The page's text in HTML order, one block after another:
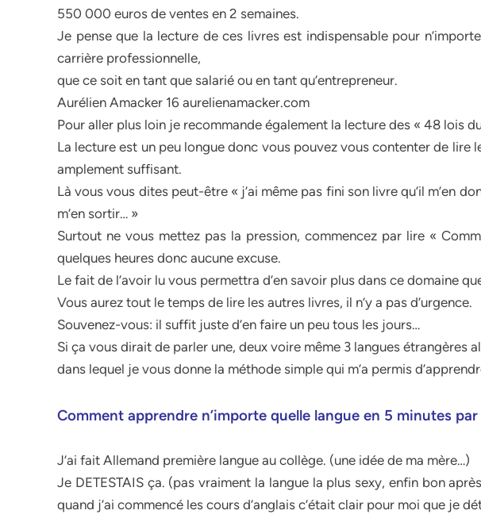
550 000 euros de ventes en 2 semaines.
Je pense que la lecture de ces livres est indispensable pour
carrière professionnelle,
que ce soit en tant que salarié ou en tant qu’entrepreneur.
Aurélien Amacker 16 aurelienamacker.com
Pour aller plus loin je recommande également la lecture des « 48 lois
La lecture est un peu longue donc vous pouvez vous contenter de lire
amplement suffisant.
Là vous vous dites peut-être « j’ai même pas fini son livre qu’il m’en
m’en sortir… »
Surtout ne vous mettez pas la pression, commencez par lire «
quelques heures donc aucune excuse.
Le fait de l’avoir lu vous permettra d’en savoir plus dans ce domaine
Vous aurez tout le temps de lire les autres livres, il n’y a pas d’urgence.
Souvenez-vous: il suffit juste d’en faire un peu tous les jours…
Si ça vous dirait de parler une, deux voire même 3 langues étrangères
dans lequel je vous donne la méthode simple qui m’a permis
Comment apprendre n’importe quelle langue en 5 minutes
J’ai fait Allemand première langue au collège. (une idée de ma mère…)
Je DETESTAIS ça. (pas vraiment la langue la plus sexy, enfin bon
quand j’ai commencé les cours d’anglais c’était clair pour moi que je